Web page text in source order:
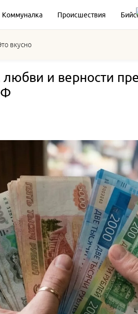
Коммуналка Происшествия
вкусно
и верности